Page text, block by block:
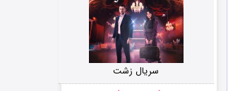
سریال زشت